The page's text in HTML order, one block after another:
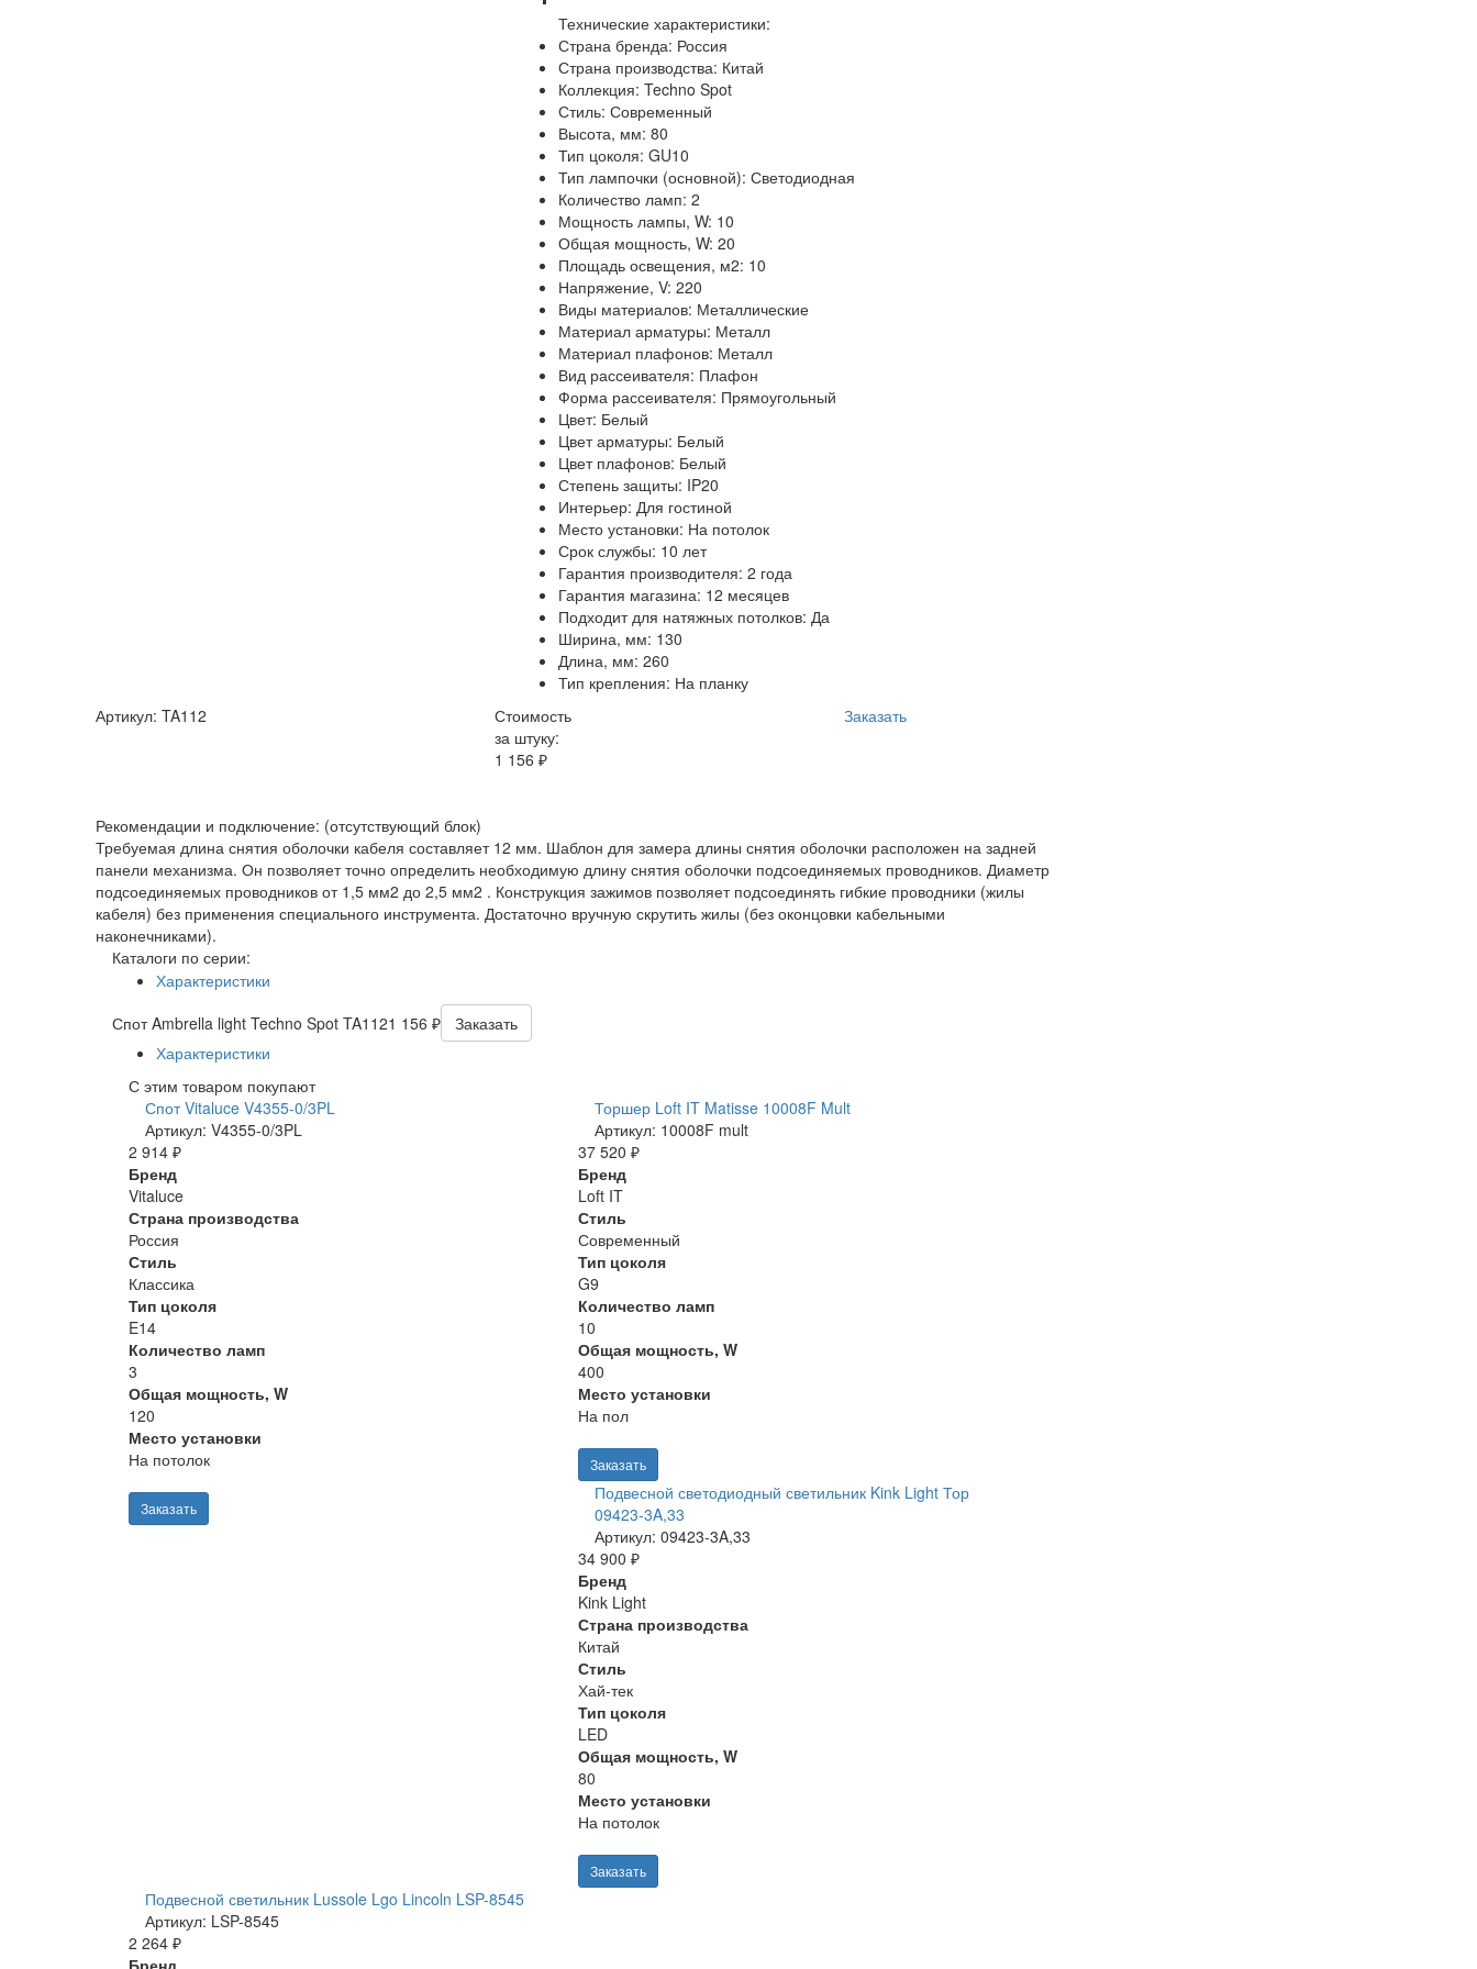
Технические характеристики:
Страна бренда: Россия
Страна производства: Китай
Коллекция: Techno Spot
Стиль: Современный
Высота, мм: 80
Тип цоколя: GU10
Тип лампочки (основной): Светодиодная
Количество ламп: 2
Мощность лампы, W: 10
Общая мощность, W: 20
Площадь освещения, м2: 10
Напряжение, V: 220
Виды материалов: Металлические
Материал арматуры: Металл
Материал плафонов: Металл
Вид рассеивателя: Плафон
Форма рассеивателя: Прямоугольный
Цвет: Белый
Цвет арматуры: Белый
Цвет плафонов: Белый
Степень защиты: IP20
Интерьер: Для гостиной
Место установки: На потолок
Срок службы: 10 лет
Гарантия производителя: 2 года
Гарантия магазина: 12 месяцев
Подходит для натяжных потолков: Да
Ширина, мм: 130
Длина, мм: 260
Тип крепления: На планку
Артикул: TA112
Стоимость
за штуку:
1 156 ₽
Заказать
Рекомендации и подключение: (отсутствующий блок)
Требуемая длина снятия оболочки кабеля составляет 12 мм. Шаблон для замера длины снятия оболочки расположен на задней
панели механизма. Он позволяет точно определить необходимую длину снятия оболочки подсоединяемых проводников. Диаметр
подсоединяемых проводников от 1,5 мм2 до 2,5 мм2 . Конструкция зажимов позволяет подсоединять гибкие проводники (жилы
кабеля) без применения специального инструмента. Достаточно вручную скрутить жилы (без оконцовки кабельными
наконечниками).
Каталоги по серии:
Характеристики
Спот Ambrella light Techno Spot TA1121 156 ₽
Заказать
Характеристики
С этим товаром покупают
Спот Vitaluce V4355-0/3PL
Артикул: V4355-0/3PL
2 914 ₽
Бренд
Vitaluce
Страна производства
Россия
Стиль
Классика
Тип цоколя
E14
Количество ламп
3
Общая мощность, W
120
Место установки
На потолок
Заказать
Торшер Loft IT Matisse 10008F Mult
Артикул: 10008F mult
37 520 ₽
Бренд
Loft IT
Стиль
Современный
Тип цоколя
G9
Количество ламп
10
Общая мощность, W
400
Место установки
На пол
Заказать
Подвесной светодиодный светильник Kink Light Тор
09423-3A,33
Артикул: 09423-3A,33
34 900 ₽
Бренд
Kink Light
Страна производства
Китай
Стиль
Хай-тек
Тип цоколя
LED
Общая мощность, W
80
Место установки
На потолок
Заказать
Подвесной светильник Lussole Lgo Lincoln LSP-8545
Артикул: LSP-8545
2 264 ₽
Бренд